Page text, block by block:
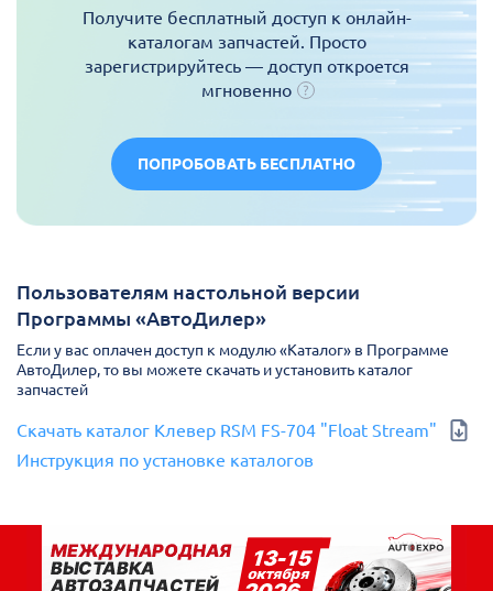
Получите бесплатный доступ к онлайн-
каталогам запчастей. Просто
зарегистрируйтесь — доступ откроется
мгновенно
ПОПРОБОВАТЬ БЕСПЛАТНО
Пользователям настольной версии
Программы «АвтоДилер»
Если у вас оплачен доступ к модулю «Каталог» в Программе
АвтоДилер, то вы можете скачать и установить каталог
запчастей
Скачать каталог Клевер RSM FS-704 "Float Stream"
Инструкция по установке каталогов